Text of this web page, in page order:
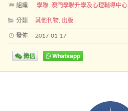
組織 學聯 ,澳門學聯升學及心理輔導中心
分類 其他刊物 出版
發佈 2017-01-17
微信 Whatsapp